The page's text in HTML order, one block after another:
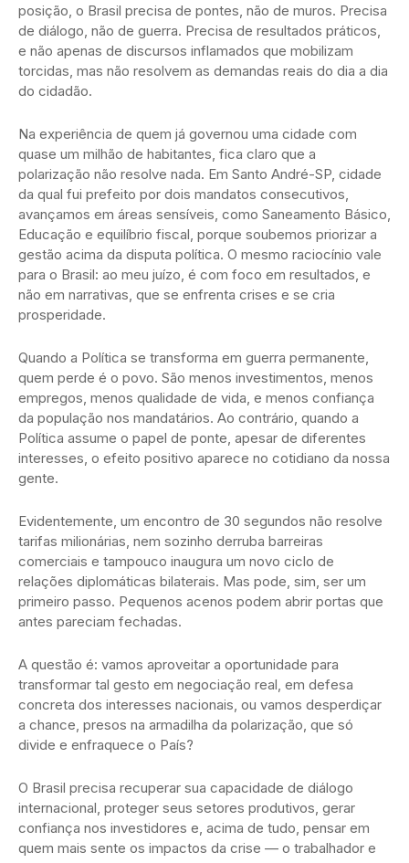
posição, o Brasil precisa de pontes, não de muros. Precisa
de diálogo, não de guerra. Precisa de resultados práticos,
e não apenas de discursos inflamados que mobilizam
torcidas, mas não resolvem as demandas reais do dia a dia
do cidadão.
Na experiência de quem já governou uma cidade com
quase um milhão de habitantes, fica claro que a
polarização não resolve nada. Em Santo André-SP, cidade
da qual fui prefeito por dois mandatos consecutivos,
avançamos em áreas sensíveis, como Saneamento Básico,
Educação e equilíbrio fiscal, porque soubemos priorizar a
gestão acima da disputa política. O mesmo raciocínio vale
para o Brasil: ao meu juízo, é com foco em resultados, e
não em narrativas, que se enfrenta crises e se cria
prosperidade.
Quando a Política se transforma em guerra permanente,
quem perde é o povo. São menos investimentos, menos
empregos, menos qualidade de vida, e menos confiança
da população nos mandatários. Ao contrário, quando a
Política assume o papel de ponte, apesar de diferentes
interesses, o efeito positivo aparece no cotidiano da nossa
gente.
Evidentemente, um encontro de 30 segundos não resolve
tarifas milionárias, nem sozinho derruba barreiras
comerciais e tampouco inaugura um novo ciclo de
relações diplomáticas bilaterais. Mas pode, sim, ser um
primeiro passo. Pequenos acenos podem abrir portas que
antes pareciam fechadas.
A questão é: vamos aproveitar a oportunidade para
transformar tal gesto em negociação real, em defesa
concreta dos interesses nacionais, ou vamos desperdiçar
a chance, presos na armadilha da polarização, que só
divide e enfraquece o País?
O Brasil precisa recuperar sua capacidade de diálogo
internacional, proteger seus setores produtivos, gerar
confiança nos investidores e, acima de tudo, pensar em
quem mais sente os impactos da crise — o trabalhador e